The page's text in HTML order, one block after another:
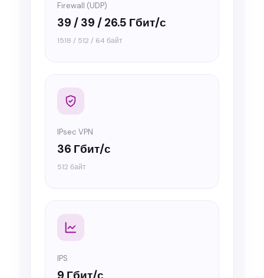
Firewall (UDP)
39 / 39 / 26.5 Гбит/с
1518 / 512 / 64 байт
IPsec VPN
36 Гбит/с
512 байт
IPS